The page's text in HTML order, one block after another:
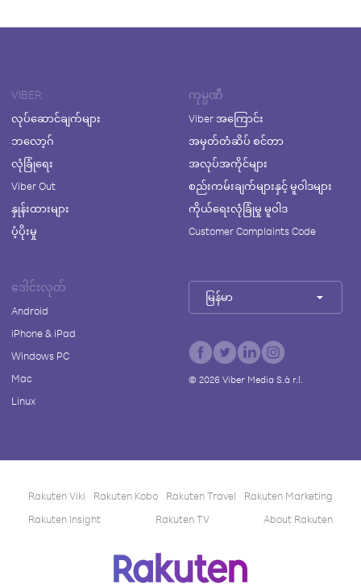
VIBER
လုပ်ဆောင်ချက်များ
ဘလော့ဂ်
လုံခြုံရေး
Viber Out
နှုန်းထားများ
ပံ့ပိုးမှု
ကုမ္ပဏီ
Viber အကြောင်း
အမှတ်တံဆိပ် စင်တာ
အလုပ်အကိုင်များ
စည်းကမ်းချက်များနှင့် မူဝါဒများ
ကိုယ်ရေးလုံခြုံမှု မူဝါဒ
Customer Complaints Code
ဒေါင်းလုတ်
Android
iPhone & iPad
Windows PC
Mac
Linux
မြန်မာ
© 2026Viber Media S.à r.l.
Rakuten Viki Rakuten Kobo Rakuten Travel
Rakuten Marketing
Rakuten Insight
Rakuten TV About Rakuten